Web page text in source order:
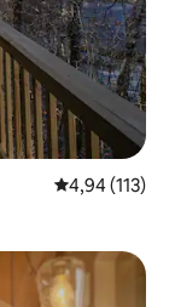
Classificação
4,94 (113)